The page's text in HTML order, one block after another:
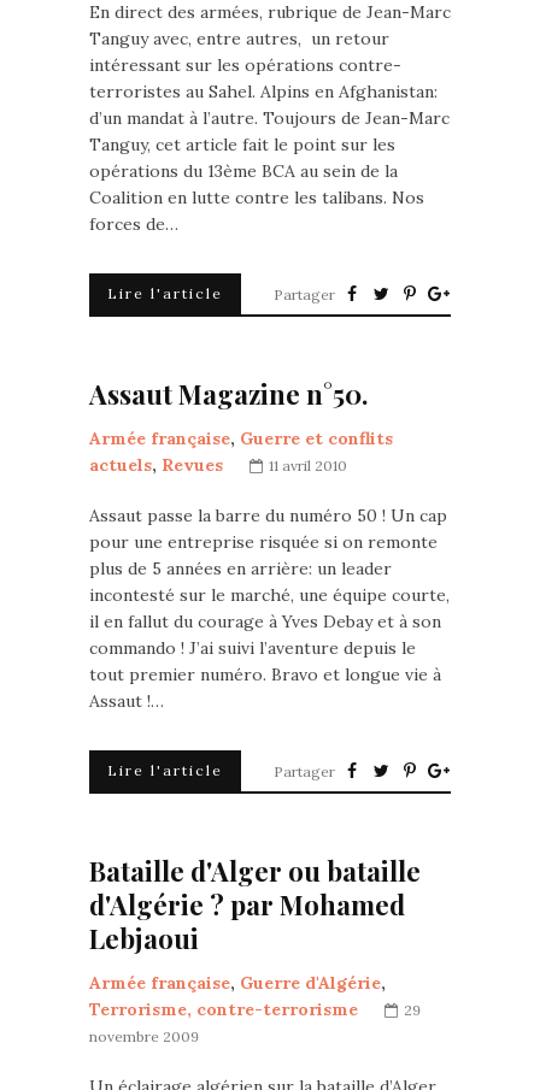
En direct des armées, rubrique de Jean-Marc
Tanguy avec, entre autres, un retour
intéressant sur les opérations contre-
terroristes au Sahel. Alpins en Afghanistan:
d’un mandat à l’autre. Toujours de Jean-Marc
Tanguy, cet article fait le point sur les
opérations du 13ème BCA au sein de la
Coalition en lutte contre les talibans. Nos
forces de…
Lire l'article Partager
Assaut Magazine n°50.
Armée française, Guerre et conflits
actuels, Revues 11 avril 2010
Assaut passe la barre du numéro 50 ! Un cap
pour une entreprise risquée si on remonte
plus de 5 années en arrière: un leader
incontesté sur le marché, une équipe courte,
il en fallut du courage à Yves Debay et à son
commando ! J’ai suivi l’aventure depuis le
tout premier numéro. Bravo et longue vie à
Assaut !…
Lire l'article Partager
Bataille d'Alger ou bataille
d'Algérie ? par Mohamed
Lebjaoui
Armée française, Guerre d'Algérie,
Terrorisme, contre-terrorisme
29
novembre 2009